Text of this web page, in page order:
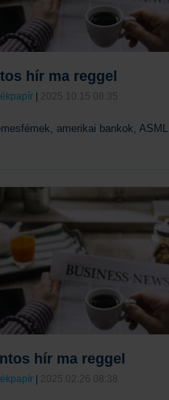
hír ma reggel
2025.10.15 08:35
amerikai bankok, ASML
Tovább
hír ma reggel
2025.02.26 08:38